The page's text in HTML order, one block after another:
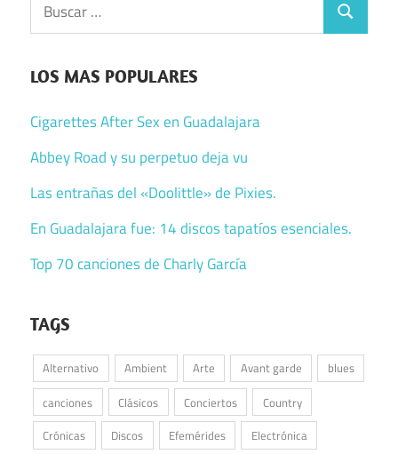
Buscar
LOS MAS POPULARES
Cigarettes After Sex en Guadalajara
Abbey Road y su perpetuo deja vu
Las entrañas del «Doolittle» de Pixies.
En Guadalajara fue: 14 discos tapatíos esenciales.
Top 70 canciones de Charly García
TAGS
Alternativo Ambient Arte Avant garde
blues
canciones
Clásicos Conciertos
Country
Crónicas
Discos Efemérides Electrónica